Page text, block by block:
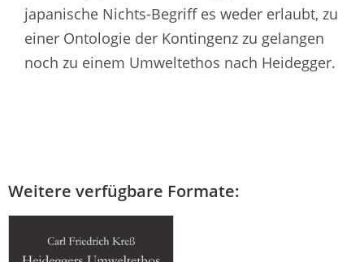
japanische Nichts-Begriff es weder erlaubt, zu
einer Ontologie der Kontingenz zu gelangen
noch zu einem Umweltethos nach Heidegger.
Weitere verfügbare Formate: